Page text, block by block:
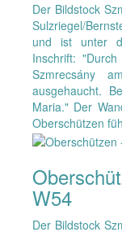
Der Bildstock
Sulzriegel/
und ist unter
Inschrift:
Szmrecsány
ausgehaucht.
Maria." Der
Oberschützen
W54
Der Bildstock